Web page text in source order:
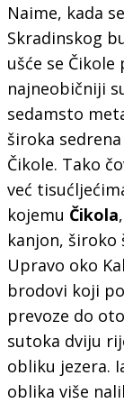
Naime, kada
Skradinskog
ušće se
najneobičniji
sedamsto
široka
Čikole. Tako
već
kojemu Čikola
kanjon, široko
Upravo oko
brodovi koji
prevoze do
sutoka dviju
obliku jezera.
oblika više